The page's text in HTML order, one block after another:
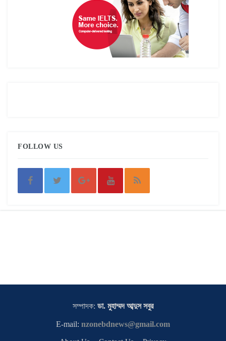
FOLLOW US
সম্পাদক: ডা. মুহাম্মদ আব্দুস সবুর
E-mail: nzonebdnews@gmail.com